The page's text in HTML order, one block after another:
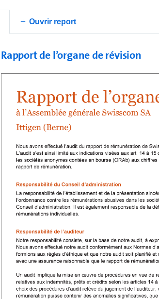
Ouvrir report
consé­quent aucune créance de ce genre en
Rapport de l’organe de révision